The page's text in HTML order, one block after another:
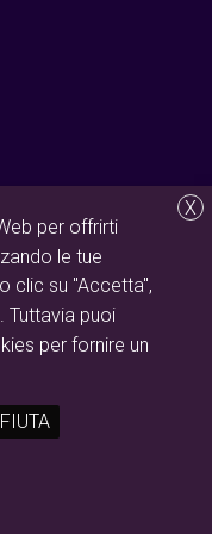
X
per offrirti
le tue
clic su "Accetta",
Tuttavia puoi
per fornire un